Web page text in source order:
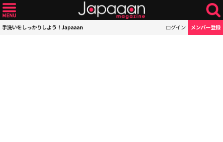
手洗いをしっかりしよう！Japaaan ログイン メンバー登録